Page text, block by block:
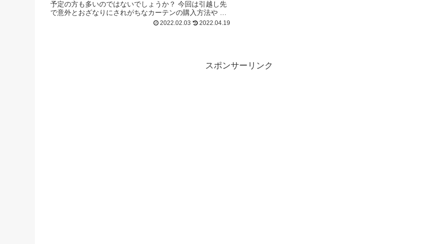
予定の方も多いのではないでしょうか？ 今回は引越し先
で意外とおざなりにされがちなカーテンの購入方法や 種
類、選び方、採寸方法などを解説した...2022.02.03 2022.04.19
スポンサーリンク